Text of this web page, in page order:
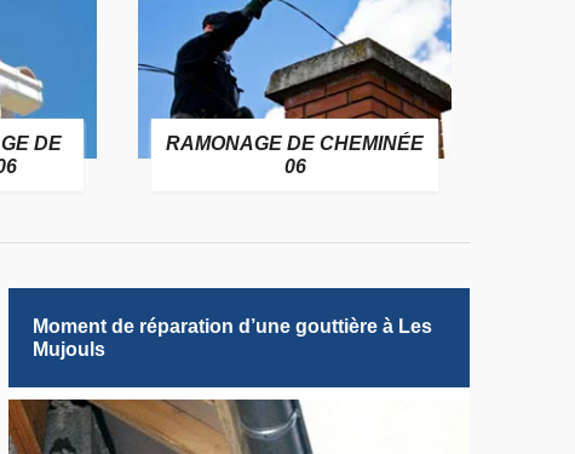
DE
RAMONAGE DE CHEMINÉE
06
Moment de réparation d’une gouttière à Les
Mujouls